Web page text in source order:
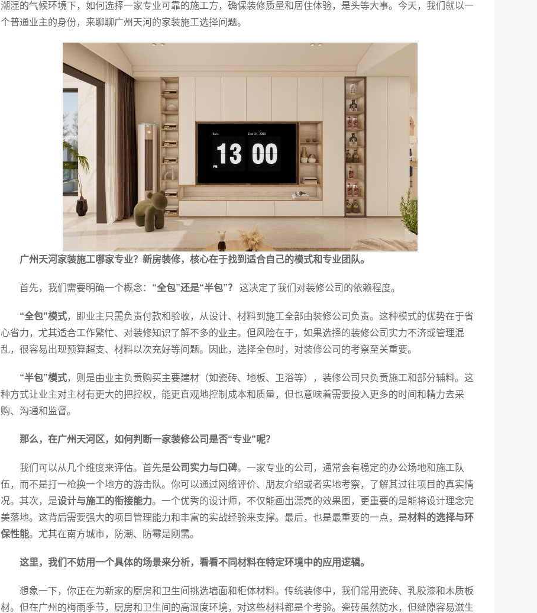
潮湿的气候环境下，如何选择一家专业可靠的施工方，确保装修质量和居住体验，是头等大事。今天，我们就以一
个普通业主的身份，来聊聊广州天河的家装施工选择问题。
广州天河家装施工哪家专业？新房装修，核心在于找到适合自己的模式和专业团队。
首先，我们需要明确一个概念： “全包”还是“半包”？ 这决定了我们对装修公司的依赖程度。
“全包”模式，即业主只需负责付款和验收，从设计、材料到施工全部由装修公司负责。这种模式的优势在于省
心省力，尤其适合工作繁忙、对装修知识了解不多的业主。但风险在于，如果选择的装修公司实力不济或管理混
乱，很容易出现预算超支、材料以次充好等问题。因此，选择全包时，对装修公司的考察至关重要。
“半包”模式，则是由业主负责购买主要建材（如瓷砖、地板、卫浴等），装修公司只负责施工和部分辅料。这
种方式让业主对主材有更大的把控权，能更直观地控制成本和质量，但也意味着需要投入更多的时间和精力去采
购、沟通和监督。
那么，在广州天河区，如何判断一家装修公司是否“专业”呢？
我们可以从几个维度来评估。首先是公司实力与口碑。一家专业的公司，通常会有稳定的办公场地和施工队
伍，而不是打一枪换一个地方的游击队。你可以通过网络评价、朋友介绍或者实地考察，了解其过往项目的真实情
况。其次，是设计与施工的衔接能力。一个优秀的设计师，不仅能画出漂亮的效果图，更重要的是能将设计理念完
美落地。这背后需要强大的项目管理能力和丰富的实战经验来支撑。最后，也是最重要的一点，是材料的选择与环
保性能。尤其在南方城市，防潮、防霉是刚需。
这里，我们不妨用一个具体的场景来分析，看看不同材料在特定环境中的应用逻辑。
想象一下，你正在为新家的厨房和卫生间挑选墙面和柜体材料。传统装修中，我们常用瓷砖、乳胶漆和木质板
材。但在广州的梅雨季节，厨房和卫生间的高湿度环境，对这些材料都是个考验。瓷砖虽然防水，但缝隙容易滋生